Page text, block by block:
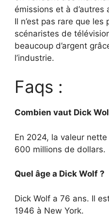
émissions et à
Il n’est pas rare que
scénaristes de
beaucoup d’argent
l’industrie.
Faqs :
Combien vaut Dick
En 2024, la valeur
600 millions de dollars.
Quel âge a Dick Wolf ?
Dick Wolf a 76 ans. Il
1946 à New York.